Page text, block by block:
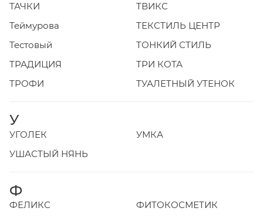
ТАЧКИ
ТВИКС
Теймурова
ТЕКСТИЛЬ ЦЕНТР
Тестовый
ТОНКИЙ СТИЛЬ
ТРАДИЦИЯ
ТРИ КОТА
ТРОФИ
ТУАЛЕТНЫЙ УТЕНОК
У
УГОЛЕК
УМКА
УШАСТЫЙ НЯНЬ
Ф
ФЕЛИКС
ФИТОКОСМЕТИК